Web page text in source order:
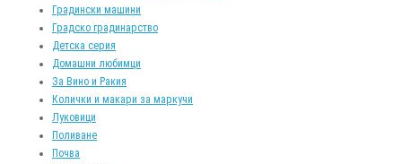
Градински машини
Градско градинарство
Детска серия
Домашни любимци
За Вино и Ракия
Колички и макари за маркучи
Луковици
Поливане
Почва